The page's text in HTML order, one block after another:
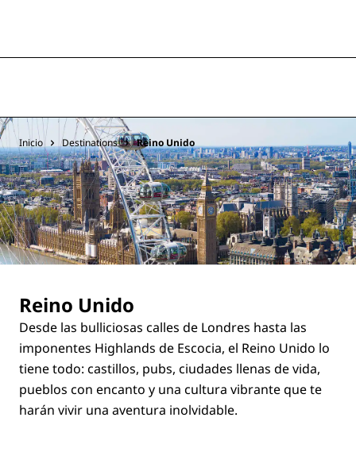
Inicio Destinations Reino Unido
Reino Unido
Desde las bulliciosas calles de Londres hasta las
imponentes Highlands de Escocia, el Reino Unido lo
tiene todo: castillos, pubs, ciudades llenas de vida,
pueblos con encanto y una cultura vibrante que te
harán vivir una aventura inolvidable.